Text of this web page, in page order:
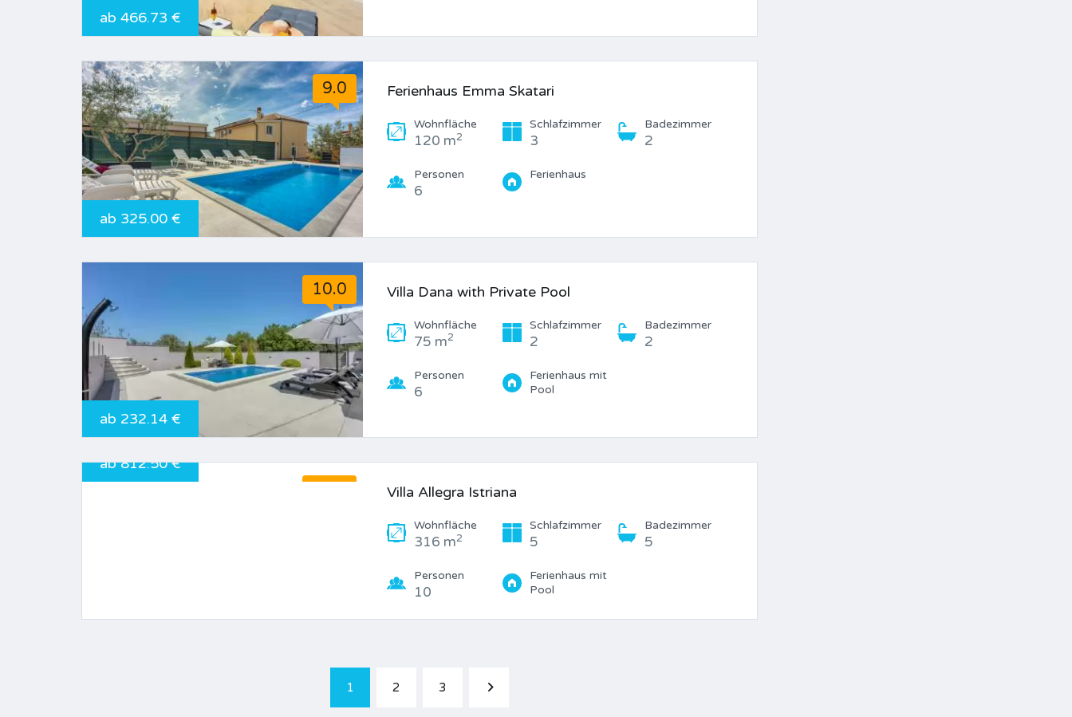
ab 466.73 €
9.0
ab 325.00 €
Ferienhaus Emma Skatari
Wohnfläche
120 m2
Schlafzimmer
3
Badezimmer
2
Personen
6
Ferienhaus
10.0
ab 232.14 €
Villa Dana with Private Pool
Wohnfläche
75 m2
Schlafzimmer
2
Badezimmer
2
Personen
6
Ferienhaus mit
Pool
ab 812.50 €
Villa Allegra Istriana
Wohnfläche
316 m2
Schlafzimmer
5
Badezimmer
5
Personen
10
Ferienhaus mit
Pool
1 2 3